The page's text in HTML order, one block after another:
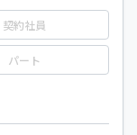
契約社員
パート